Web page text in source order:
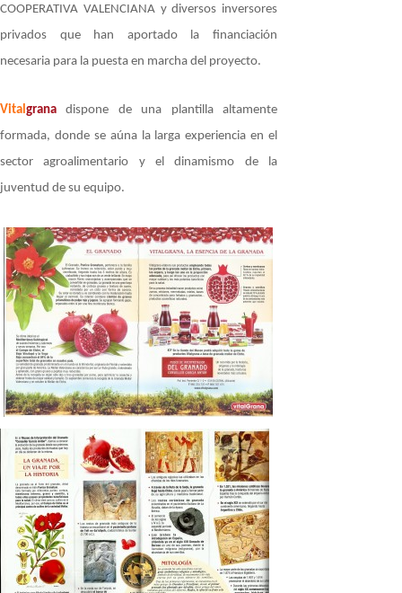
COOPERATIVA VALENCIANA y diversos inversores
privados que han aportado la financiación
necesaria para la puesta en marcha del proyecto.
Vital grana dispone de una plantilla altamente
formada, donde se aúna la larga experiencia en el
sector agroalimentario y el dinamismo de la
juventud de su equipo.